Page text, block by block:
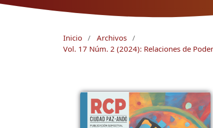
Inicio / Archivos /
Vol. 17 Núm. 2 (2024): Relaciones de